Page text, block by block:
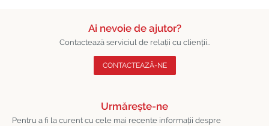
Ai nevoie de ajutor?
Contactează serviciul de relații cu clienții..
CONTACTEAZĂ-NE
Urmărește-ne
Pentru a fi la curent cu cele mai recente informații despre